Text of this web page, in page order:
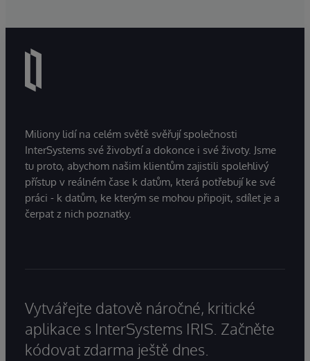
Miliony lidí na celém světě svěřují společnosti
InterSystems své živobytí a dokonce i své životy. Jsme
tu proto, abychom našim klientům zajistili spolehlivý
přístup v reálném čase k datům, která potřebují ke své
práci - k datům, ke kterým se mohou připojit, sdílet je a
čerpat z nich poznatky.
Vytvářejte datově náročné, kritické
aplikace s InterSystems IRIS. Začněte
kódovat zdarma ještě dnes.